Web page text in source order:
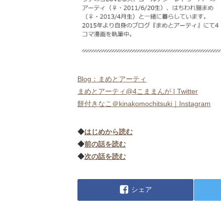
Blog：まめとアーティ
まめとアーティ@4こままんが | Twitter
餅付きなこ＠kinakomochitsuki｜Instagram
◆はじめから読む
◆前の話を読む
◆次の話を読む
シェア